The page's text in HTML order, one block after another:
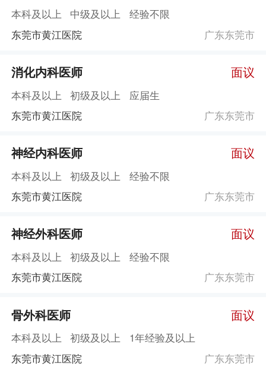
本科及以上 中级及以上
经验不限
东莞市黄江医院
广东东莞市
消化内科医师 面议
本科及以上 初级及以上
应届生
东莞市黄江医院
广东东莞市
神经内科医师 面议
本科及以上 初级及以上
经验不限
东莞市黄江医院
广东东莞市
神经外科医师 面议
本科及以上 初级及以上
经验不限
东莞市黄江医院
广东东莞市
骨外科医师 面议
本科及以上 初级及以上
1年经验及以上
东莞市黄江医院
广东东莞市